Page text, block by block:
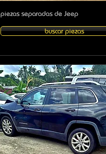
piezas separadas de Jeep
buscar piezas